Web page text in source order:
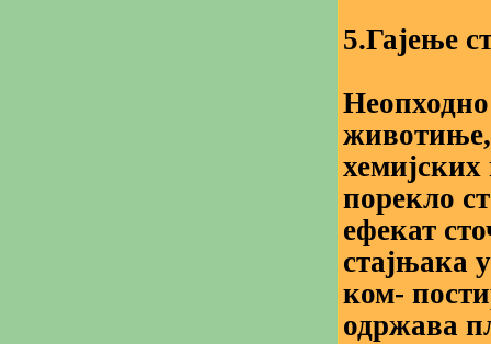
5.Гајење
Неопходно
животиње,
порекло
ефекат
стајњака
ком-
одржава